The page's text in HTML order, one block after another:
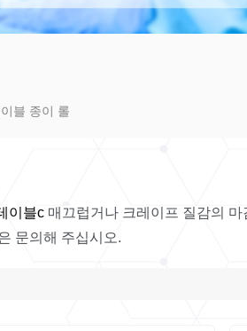
블 종이 롤
이블c 매끄럽거나 크레이프 질감의
문의해 주십시오.